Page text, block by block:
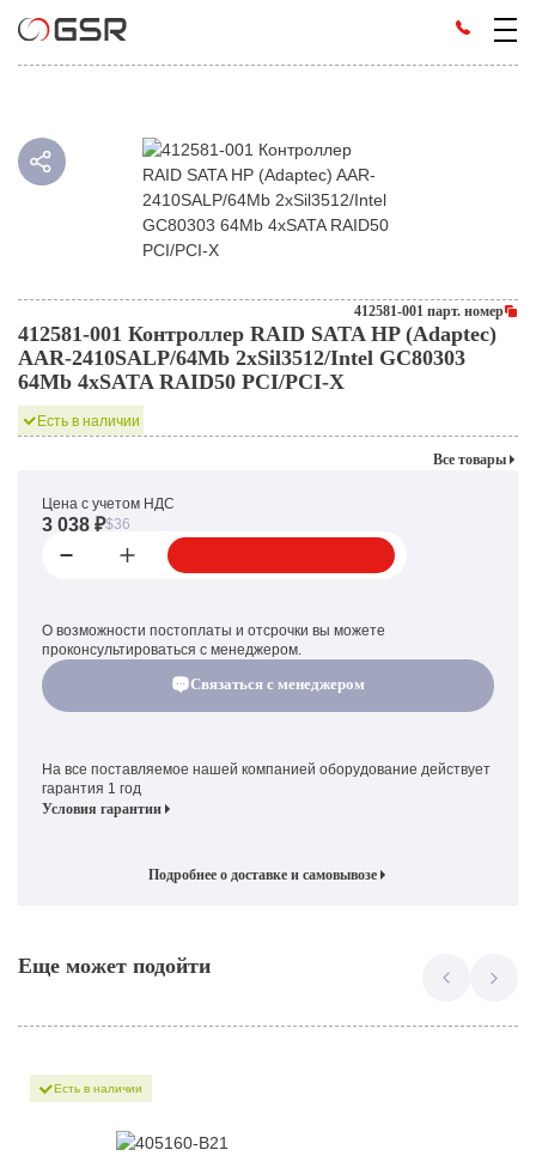
412581-001 парт. номер
412581-001 Контроллер RAID SATA HP (Adaptec)
AAR-2410SALP/64Mb 2xSil3512/Intel GC80303
64Mb 4xSATA RAID50 PCI/PCI-X
Есть в наличии
Все товары
Цена с учетом НДС
3 038 ₽$36
О возможности постоплаты и отсрочки вы можете
проконсультироваться с менеджером.
Связаться с менеджером
На все поставляемое нашей компанией оборудование действует
гарантия 1 год
Условия гарантии
Подробнее о доставке и самовывозе
Еще может подойти
Есть в наличии